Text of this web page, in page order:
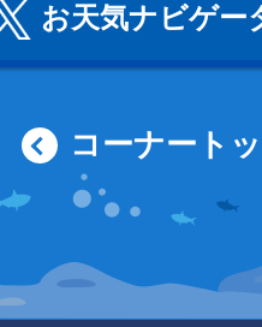
お天気ナビゲー
コーナート